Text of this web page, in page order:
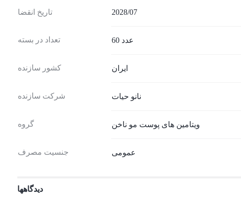
تاریخ انقضا 2028/07
تعداد در بسته 60 عدد
کشور سازنده ایران
شرکت سازنده نانو حیات
گروه ویتامین های پوست مو ناخن
جنسیت مصرف عمومی
دیدگاهها